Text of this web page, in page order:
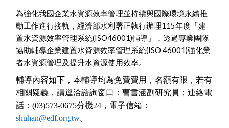
為強化我國企業水資源效率管理並持續與國際環境永續推
動工作進行接軌，經濟部水利署正執行辦理115年度「建
置水資源效率管理系統(ISO46001)輔導」，透過專業團隊
協助輔導企業建置水資源效率管理系統(ISO 46001)強化業
者水資源管理及提升水資源使用效率。
輔導內容如下，本輔導均為免費費用，名額有限，若有
相關疑義，請逕洽諮詢窗口：曹書涵副研究員；連絡電
話：(03)573-0675分機24 ，電子信箱：
shuhan@edf.org.tw。